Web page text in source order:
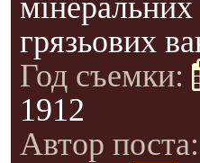
мінеральних
грязьових
Год съемки:
1912
Автор